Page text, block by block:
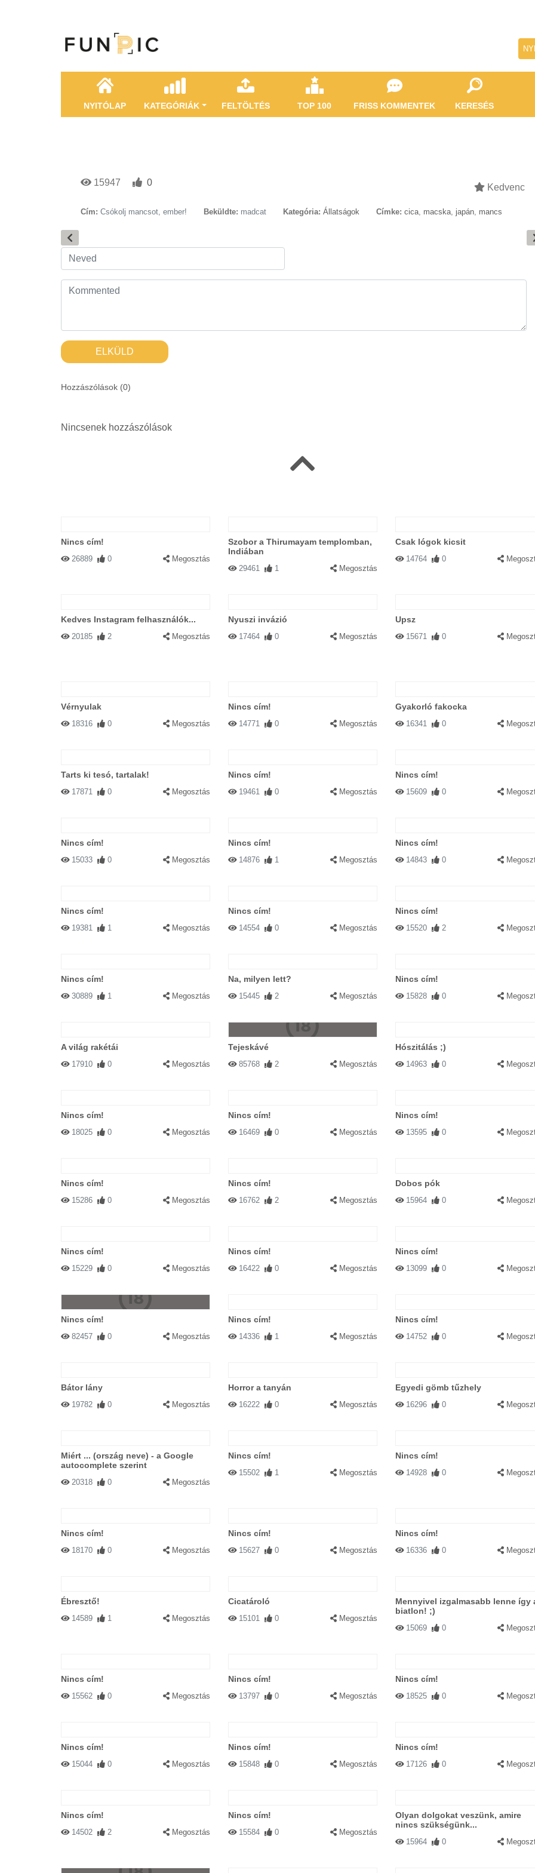
NYITÓLAP KATEGÓRIÁK FELTÖLTÉS TOP 100 FRISS KOMMENTEK KERESÉS
15947 0 Kedvenc
Cím: Csókolj mancsot, ember! Beküldte: madcat Kategória: Állatságok Címke: cica, macska, japán, mancs
ELKÜLD
Hozzászólások (0)
Nincsenek hozzászólások
Nincs cím!
26889 0 Megosztás
Szobor a Thirumayam templomban,
Indiában
29461 1 Megosztás
Csak lógok kicsit
14764 0
Kedves Instagram felhasználók...
20185 2 Megosztás
Nyuszi invázió
17464 0 Megosztás
Upsz
15671 0
Vérnyulak
18316 0 Megosztás
Nincs cím!
14771 0 Megosztás
Gyakorló fakocka
16341 0
Tarts ki tesó, tartalak!
17871 0 Megosztás
Nincs cím!
19461 0 Megosztás
Nincs cím!
15609 0
Nincs cím!
15033 0 Megosztás
Nincs cím!
14876 1 Megosztás
Nincs cím!
14843 0
Nincs cím!
19381 1 Megosztás
Nincs cím!
14554 0 Megosztás
Nincs cím!
15520 2
Nincs cím!
30889 1 Megosztás
Na, milyen lett?
15445 2 Megosztás
Nincs cím!
15828 0
A világ rakétái
17910 0 Megosztás
Tejeskávé
85768 2 Megosztás
Hószitálás ;)
14963 0
Nincs cím!
18025 0 Megosztás
Nincs cím!
16469 0 Megosztás
Nincs cím!
13595 0
Nincs cím!
15286 0 Megosztás
Nincs cím!
16762 2 Megosztás
Dobos pók
15964 0
Nincs cím!
15229 0 Megosztás
Nincs cím!
16422 0 Megosztás
Nincs cím!
13099 0
Nincs cím!
82457 0 Megosztás
Nincs cím!
14336 1 Megosztás
Nincs cím!
14752 0
Bátor lány
19782 0 Megosztás
Horror a tanyán
16222 0 Megosztás
Egyedi gömb tűzhely
16296 0
Miért ... (ország neve) - a Google
autocomplete szerint
20318 0 Megosztás
Nincs cím!
15502 1 Megosztás
Nincs cím!
14928 0
Nincs cím!
18170 0 Megosztás
Nincs cím!
15627 0 Megosztás
Nincs cím!
16336 0
Ébresztő!
14589 1 Megosztás
Cicatároló
15101 0 Megosztás
Mennyivel izgalmasabb lenne így
biatlon! ;)
15069 0
Nincs cím!
15562 0 Megosztás
Nincs cím!
13797 0 Megosztás
Nincs cím!
18525 0
Nincs cím!
15044 0 Megosztás
Nincs cím!
15848 0 Megosztás
Nincs cím!
17126 0
Nincs cím!
14502 2 Megosztás
Nincs cím!
15584 0 Megosztás
Olyan dolgokat veszünk, amire
nincs szükségünk...
15964 0